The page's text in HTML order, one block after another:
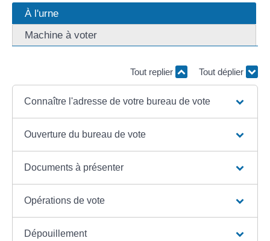
À l'urne
Machine à voter
Tout replier Tout déplier
Connaître l'adresse de votre bureau de vote
Ouverture du bureau de vote
Documents à présenter
Opérations de vote
Dépouillement